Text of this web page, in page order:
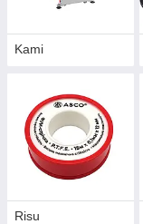
Kami
Risu